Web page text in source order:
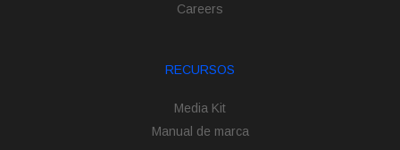
Careers
RECURSOS
Media Kit
Manual de marca